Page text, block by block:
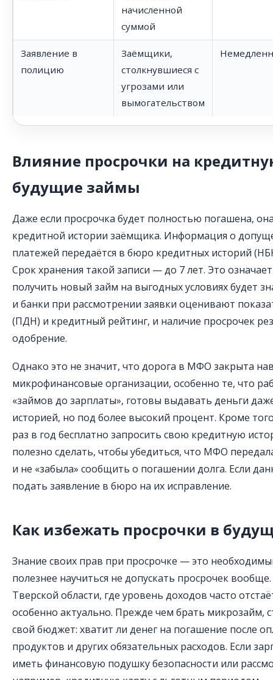
начисленной
суммой
Заявление в
полицию
Заёмщики,
столкнувшиеся с
угрозами или
вымогательством
Влияние просрочки на
будущие займы
Даже если просрочка будет полностью погашена,
кредитной истории заёмщика. Информация о
платежей передаётся в бюро кредитных историй
Срок хранения такой записи — до 7 лет. Это
получить новый займ на выгодных условиях будет
и банки при рассмотрении заявки оценивают
(ПДН) и кредитный рейтинг, и наличие просрочек
одобрение.
Однако это не значит, что дорога в МФО закрыта
микрофинансовые организации, особенно те, что
«займов до зарплаты», готовы выдавать деньги
историей, но под более высокий процент. Кроме
раз в год бесплатно запросить свою кредитную
полезно сделать, чтобы убедиться, что МФО
и не «забыла» сообщить о погашении долга. Если
подать заявление в бюро на их исправление.
Как избежать просрочки в
Знание своих прав при просрочке — это
полезнее научиться не допускать просрочек
Тверской области, где уровень доходов часто
особенно актуально. Прежде чем брать микрозайм,
свой бюджет: хватит ли денег на погашение после
продуктов и других обязательных расходов. Если
иметь финансовую подушку безопасности или